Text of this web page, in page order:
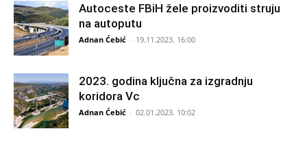
Autoceste FBiH žele proizvoditi struju
na autoputu
Adnan Ćebić - 19.11.2023. 16:00
2023. godina ključna za izgradnju
koridora Vc
Adnan Ćebić - 02.01.2023. 10:02